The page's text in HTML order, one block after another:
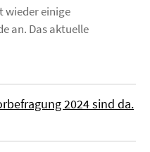
wieder einige
an. Das aktuelle
2024 sind da.